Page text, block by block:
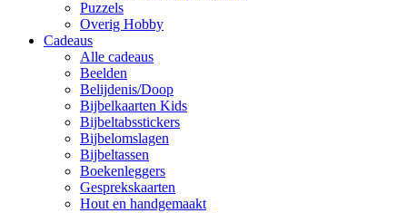
Puzzels
Overig Hobby
Cadeaus
Alle cadeaus
Beelden
Belijdenis/Doop
Bijbelkaarten Kids
Bijbeltabsstickers
Bijbelomslagen
Bijbeltassen
Boekenleggers
Gesprekskaarten
Hout en handgemaakt